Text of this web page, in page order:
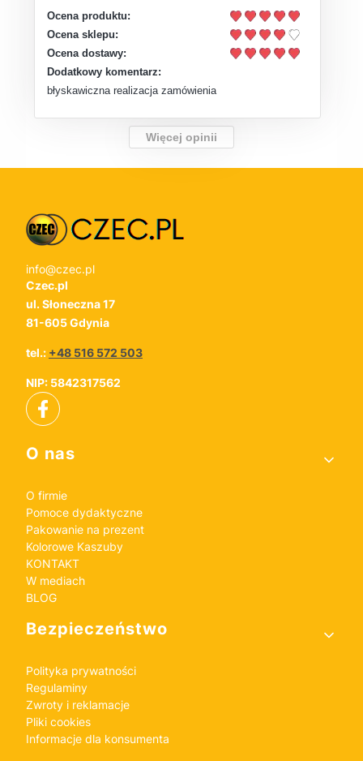
Ocena produktu:
Ocena sklepu:
Ocena dostawy:
Dodatkowy komentarz:
błyskawiczna realizacja zamówienia
Więcej opinii
info@czec.pl
Czec.pl
ul. Słoneczna 17
81-605 Gdynia
tel.: +48 516 572 503
NIP: 5842317562
Linki w stopce
O nas
O firmie
Pomoce dydaktyczne
Pakowanie na prezent
Kolorowe Kaszuby
KONTAKT
W mediach
BLOG
Bezpieczeństwo
Polityka prywatności
Regulaminy
Zwroty i reklamacje
Pliki cookies
Informacje dla konsumenta